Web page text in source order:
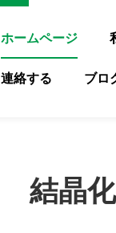
ホームページ
連絡する ブロ
結晶